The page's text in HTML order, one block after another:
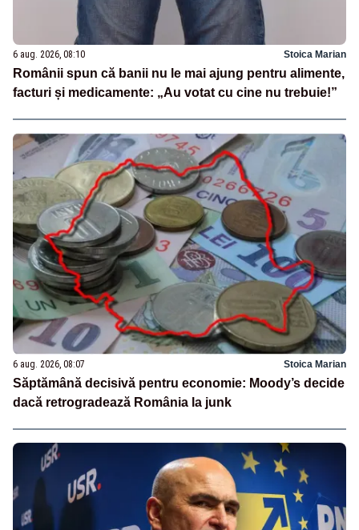
6 aug. 2026, 08:10 Stoica Marian
Românii spun că banii nu le mai ajung pentru alimente,
facturi și medicamente: „Au votat cu cine nu trebuie!”
6 aug. 2026, 08:07 Stoica Marian
Săptămână decisivă pentru economie: Moody’s decide
dacă retrogradează România la junk